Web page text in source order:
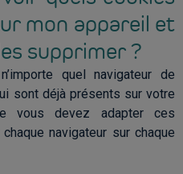
mon appareil et
supprimer ?
quel navigateur de
sont déjà présents sur votre
vous devez adapter ces
navigateur sur chaque